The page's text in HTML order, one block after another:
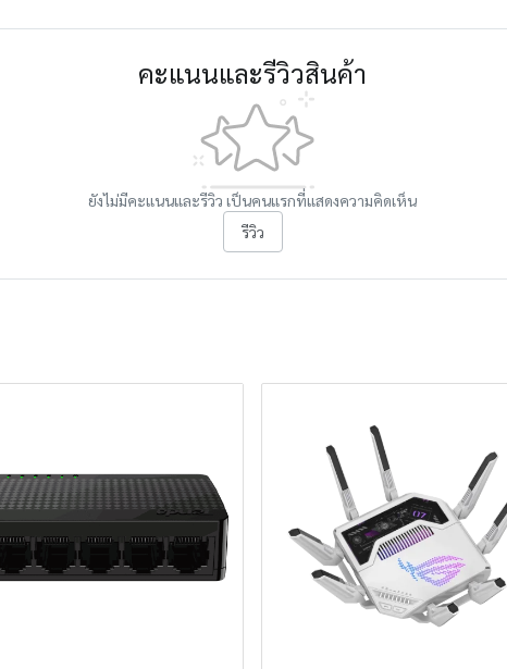
คะแนนและรีวิวสินค้า
ยังไม่มีคะแนนและรีวิว เป็นคนแรกที่แสดงความคิดเห็น
รีวิว